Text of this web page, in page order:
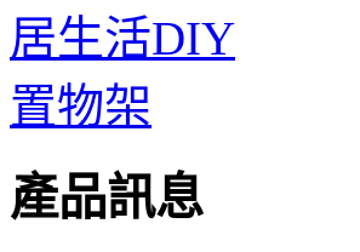
產品訊息